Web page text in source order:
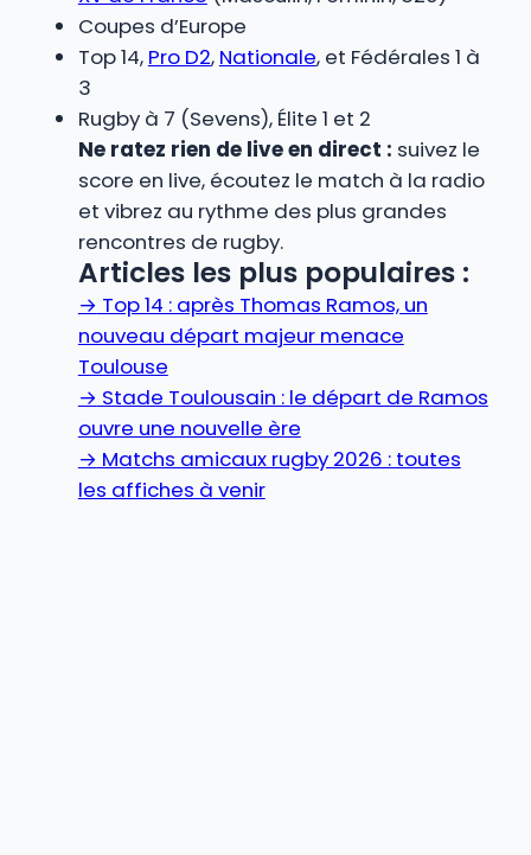
Coupes d’Europe
Top 14, Pro D2, Nationale, et Fédérales 1 à
3
Rugby à 7 (Sevens), Élite 1 et 2
Ne ratez rien de live en direct : suivez le
score en live, écoutez le match à la radio
et vibrez au rythme des plus grandes
rencontres de rugby.
Articles les plus populaires :
→ Top 14 : après Thomas Ramos, un
nouveau départ majeur menace
Toulouse
→ Stade Toulousain : le départ de Ramos
ouvre une nouvelle ère
→ Matchs amicaux rugby 2026 : toutes
les affiches à venir